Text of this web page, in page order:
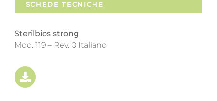
SCHEDE TECNICHE
Sterilbios strong
Mod. 119 – Rev. 0 Italiano